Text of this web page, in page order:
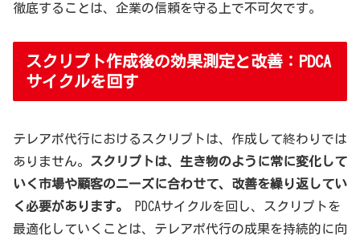
徹底することは、企業の信頼を守る上で不可欠です。
スクリプト作成後の効果測定と改善：PDCA
サイクルを回す
テレアポ代行におけるスクリプトは、作成して終わりでは
ありません。
スクリプトは、生き物のように常に変化して
いく市場や顧客のニーズに合わせて、改善を繰り返してい
く必要があります。
PDCAサイクルを回し、スクリプトを
最適化していくことは、テレアポ代行の成果を持続的に向